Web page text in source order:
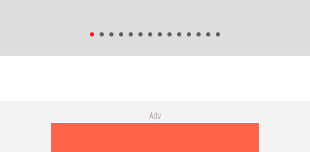
Adv